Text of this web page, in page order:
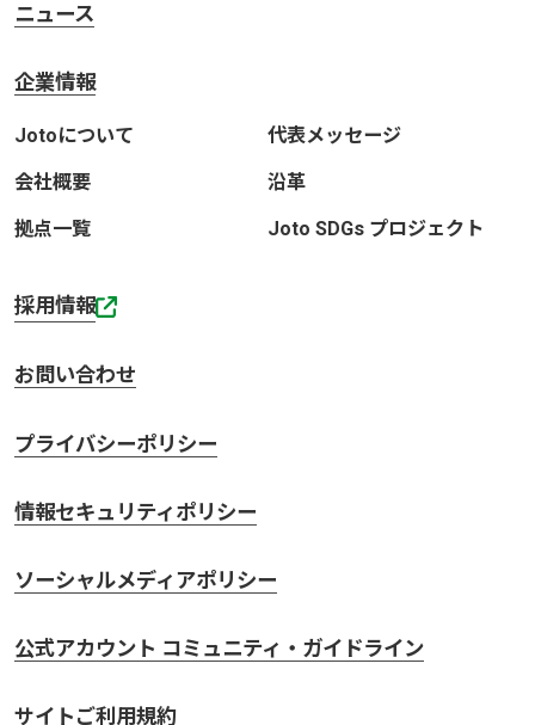
ニュース
企業情報
Jotoについて 代表メッセージ
会社概要 沿革
拠点一覧 Joto SDGs プロジェクト
採用情報
お問い合わせ
プライバシーポリシー
情報セキュリティポリシー
ソーシャルメディアポリシー
公式アカウント コミュニティ・ガイドライン
サイトご利用規約